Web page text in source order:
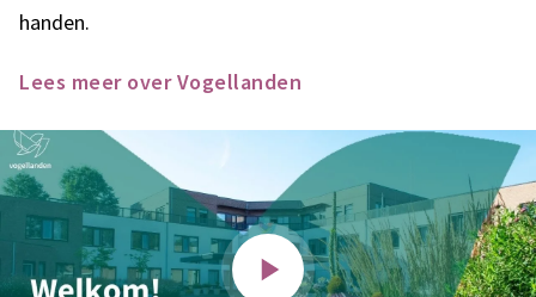
handen.
Lees meer over Vogellanden